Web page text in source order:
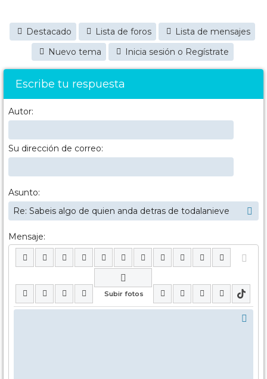
Destacado Lista de foros
Lista de mensajes
Nuevo tema
Inicia sesión o Regístrate
Escribe tu respuesta
Autor:
Su dirección de correo:
Asunto:
Mensaje: